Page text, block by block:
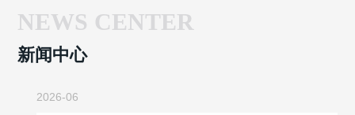
NEWS CENTER
新闻中心
2026-06